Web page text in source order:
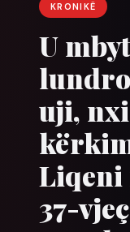
KRONIKË
U
uji,
Liqeni
37-